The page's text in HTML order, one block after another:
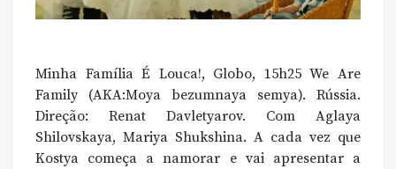
Minha Família É Louca!, Globo, 15h25 We Are
Family (AKA:Moya bezumnaya semya). Rússia.
Direção: Renat Davletyarov. Com Aglaya
Shilovskaya, Mariya Shukshina. A cada vez que
Kostya começa a namorar e vai apresentar a